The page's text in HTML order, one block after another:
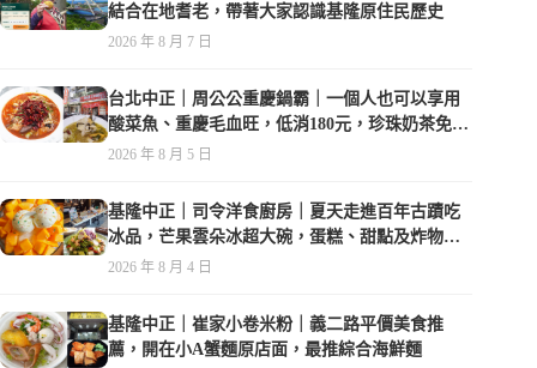
結合在地耆老，帶著大家認識基隆原住民歷史
2026 年 8 月 7 日
台北中正｜周公公重慶鍋霸｜一個人也可以享用
酸菜魚、重慶毛血旺，低消180元，珍珠奶茶免費
喝到爽
2026 年 8 月 5 日
基隆中正｜司令洋食廚房｜夏天走進百年古蹟吃
冰品，芒果雲朵冰超大碗，蛋糕、甜點及炸物都
在水準之上
2026 年 8 月 4 日
基隆中正｜崔家小卷米粉｜義二路平價美食推
薦，開在小A蟹麵原店面，最推綜合海鮮麵